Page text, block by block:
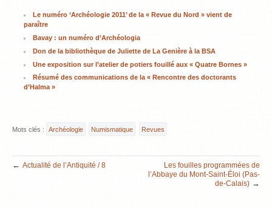
Le numéro ‘Archéologie 2011’ de la « Revue du Nord » vient de
paraître
Bavay : un numéro d’Archéologia
Don de la bibliothèque de Juliette de La Genière à la BSA
Une exposition sur l’atelier de potiers fouillé aux « Quatre Bornes »
Résumé des communications de la « Rencontre des doctorants
d’Halma »
Mots clés : Archéologie Numismatique Revues
← Actualité de l’Antiquité / 8
Les fouilles programmées de
l’Abbaye du Mont-Saint-Éloi (Pas-
de-Calais) →